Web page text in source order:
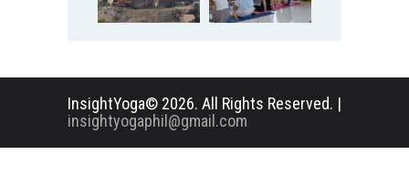
InsightYoga© 2026. All Rights Reserved. |
insightyogaphil@gmail.com